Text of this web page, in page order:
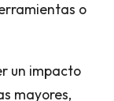
o
un impacto
mayores,